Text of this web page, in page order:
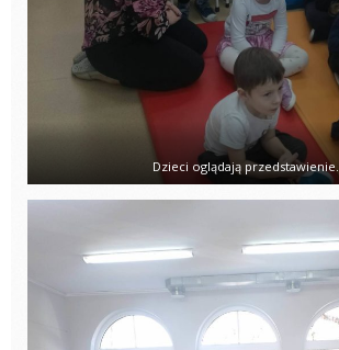
Dzieci oglądają przedstawienie.